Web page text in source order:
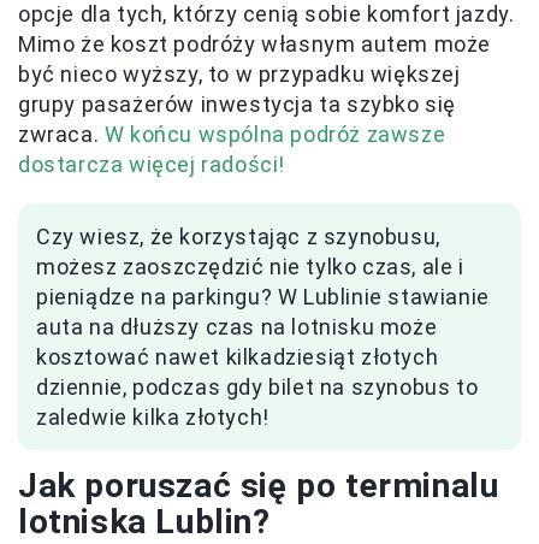
opcje dla tych, którzy cenią sobie komfort jazdy.
Mimo że koszt podróży własnym autem może
być nieco wyższy, to w przypadku większej
grupy pasażerów inwestycja ta szybko się
zwraca. W końcu wspólna podróż zawsze
dostarcza więcej radości!
Czy wiesz, że korzystając z szynobusu,
możesz zaoszczędzić nie tylko czas, ale i
pieniądze na parkingu? W Lublinie stawianie
auta na dłuższy czas na lotnisku może
kosztować nawet kilkadziesiąt złotych
dziennie, podczas gdy bilet na szynobus to
zaledwie kilka złotych!
Jak poruszać się po terminalu
lotniska Lublin?